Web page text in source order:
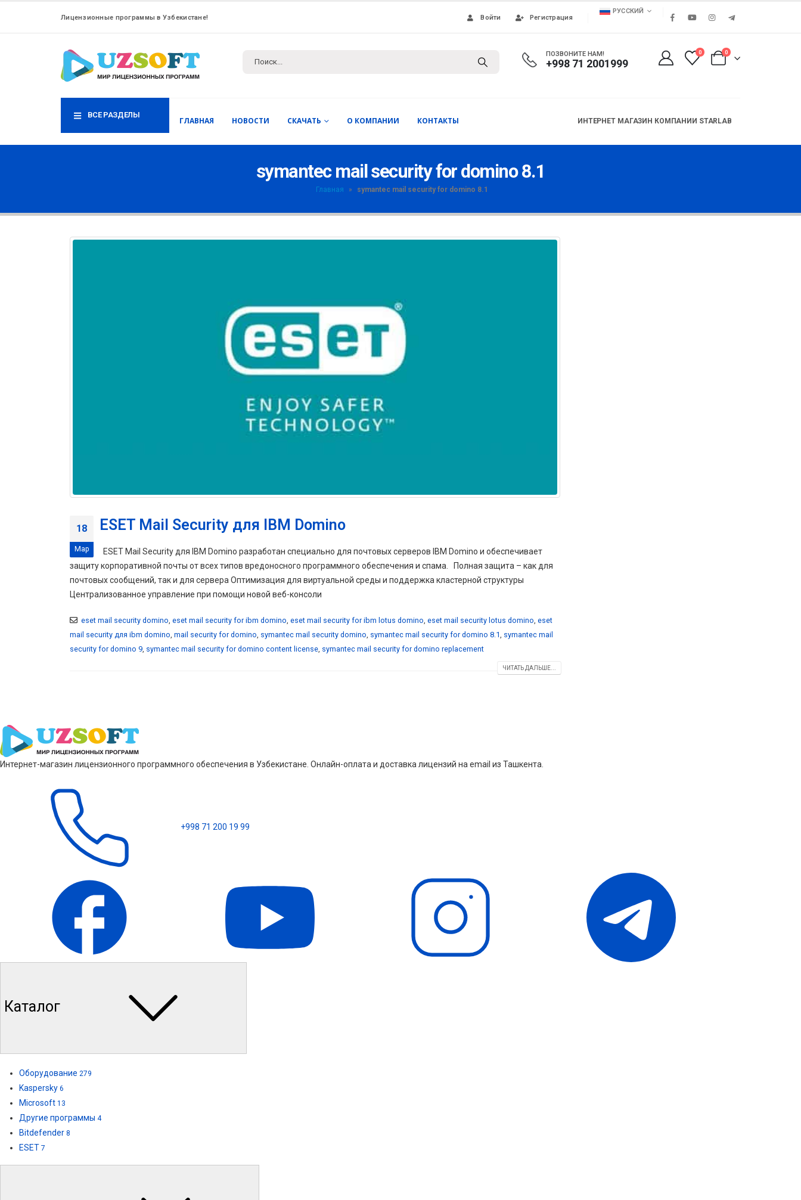
Лицензионные программы в Узбекистане! Войти Регистрация
РУССКИЙ
ПОЗВОНИТЕ НАМ!
+998 71 2001999
0 0
ВСЕ РАЗДЕЛЫ
ГЛАВНАЯ НОВОСТИ СКАЧАТЬ О КОМПАНИИ КОНТАКТЫ ИНТЕРНЕТ МАГАЗИН КОМПАНИИ STARLAB
symantec mail security for domino 8.1
Главная » symantec mail security for domino 8.1
18
Мар
ESET Mail Security для IBM Domino
ESET Mail Security для IBM Domino разработан специально для почтовых серверов IBM Domino и обеспечивает
защиту корпоративной почты от всех типов вредоносного программного обеспечения и спама. Полная защита – как для
почтовых сообщений, так и для сервера Оптимизация для виртуальной среды и поддержка кластерной структуры
Централизованное управление при помощи новой веб-консоли
eset mail security domino eset mail security for ibm domino eset mail security for ibm lotus domino eset mail security lotus domino eset
mail security для ibm domino mail security for domino symantec mail security domino symantec mail security for domino 8.1 symantec mail
security for domino 9 symantec mail security for domino content license symantec mail security for domino replacement
ЧИТАТЬ ДАЛЬШЕ...
Интернет-магазин лицензионного программного обеспечения в Узбекистане. Онлайн-оплата и доставка лицензий на email из Ташкента.
+998 71 200 19 99
Каталог
Оборудование 279
Kaspersky 6
Microsoft 13
Другие программы 4
Bitdefender 8
ESET 7